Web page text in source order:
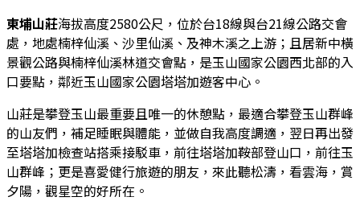
東埔山莊海拔高度2580公尺，位於台18線與台21線公路交會
處，地處楠梓仙溪、沙里仙溪、及神木溪之上游；且居新中橫
景觀公路與楠梓仙溪林道交會點，是玉山國家公園西北部的入
口要點，鄰近玉山國家公園塔塔加遊客中心。
山莊是攀登玉山最重要且唯一的休憩點，最適合攀登玉山群峰
的山友們，補足睡眠與體能，並做自我高度調適，翌日再出發
至塔塔加檢查站搭乘接駁車，前往塔塔加鞍部登山口，前往玉
山群峰；更是喜愛健行旅遊的朋友，來此聽松濤，看雲海，賞
夕陽，觀星空的好所在。